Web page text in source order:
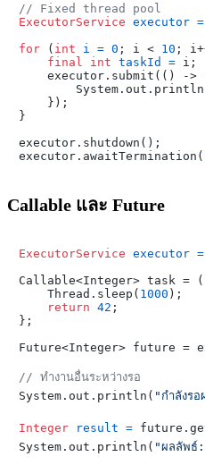
// Fixed thread pool
ExecutorService executor =
for ( int i = 0 ; i < 10 ;
final
int taskId = i;
executor.submit(() ->
    });
}
executor.shutdown();
executor.awaitTermination(
Callable และ Future
ExecutorService executor =
Callable<Integer> task =
    Thread.sleep(
1000 );
return 42 ;
};
Future<Integer> future =
// ทำงานอื่นระหว่างรอ
System.out.println( "กำลังร
Integer result =
System.out.println( "ผลลัพ